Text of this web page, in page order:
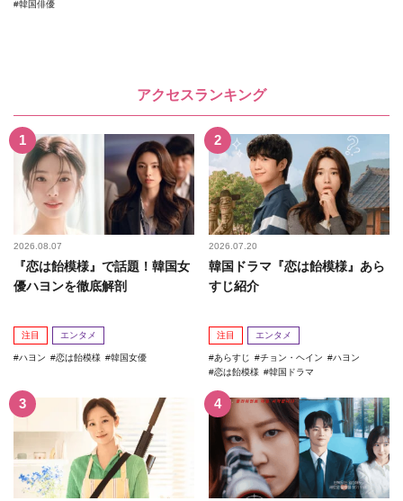
韓国俳優
アクセスランキング
2026.08.07
『恋は飴模様』で話題！韓国女
優ハヨンを徹底解剖
注目 エンタメ
ハヨン 恋は飴模様 韓国女優
2026.07.20
韓国ドラマ『恋は飴模様』あら
すじ紹介
注目 エンタメ
あらすじ チョン・ヘイン
ハヨン
恋は飴模様
韓国ドラマ